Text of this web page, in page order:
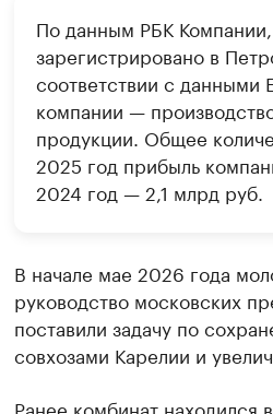
По данным РБК
зарегистрировано в
соответствии с данными
компании —
продукции. Общее
2025 год прибыль
2024 год — 2,1 млрд руб.
В начале мае 2026 года
руководство московских
поставили задачу по
совхозами Карелии и
Ранее комбинат находился